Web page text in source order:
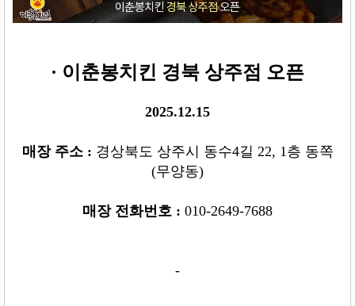
· 이춘봉치킨 경북 상주점 오픈
2025.12.15
매장 주소 : 경상북도 상주시 동수4길 22, 1층 동쪽
(무양동)
매장 전화번호 : 010-2649-7688
-